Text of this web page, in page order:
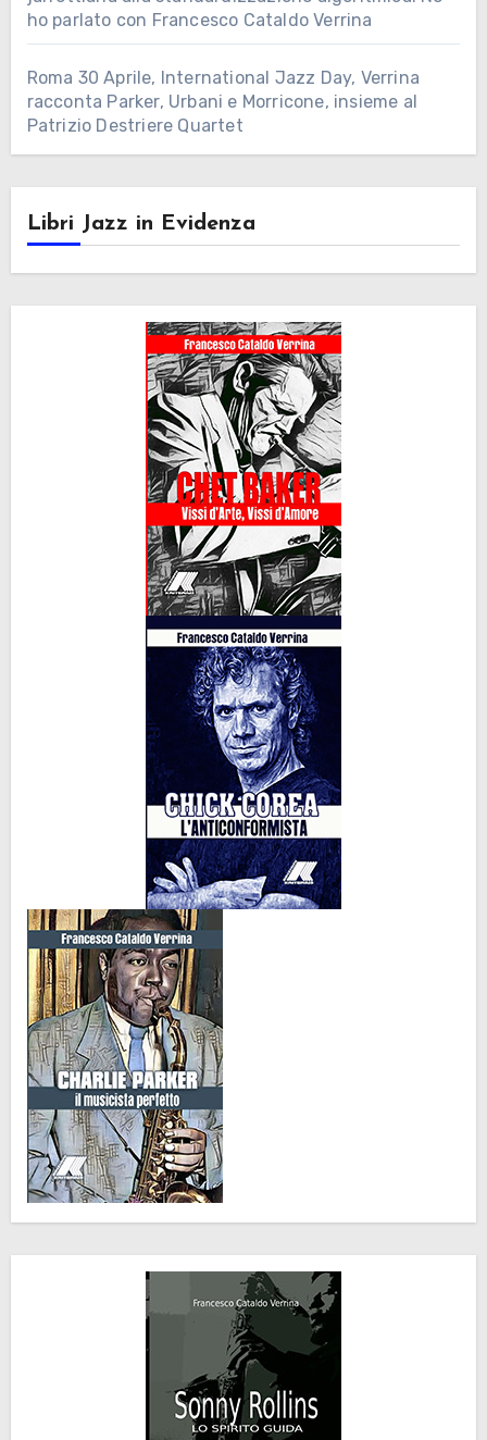
ho parlato con Francesco Cataldo Verrina
Roma 30 Aprile, International Jazz Day, Verrina
racconta Parker, Urbani e Morricone, insieme al
Patrizio Destriere Quartet
Libri Jazz in Evidenza